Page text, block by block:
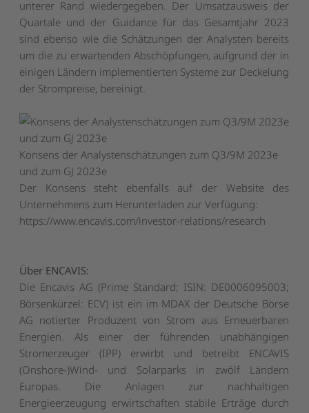
unterer Rand wiedergegeben. Der Umsatzausweis der
Quartale und der Guidance für das Gesamtjahr 2023
sind ebenso wie die Schätzungen der Analysten bereits
um die zu erwartenden Abschöpfungen, aufgrund der in
einigen Ländern implementierten Systeme zur Deckelung
der Strompreise, bereinigt.
Konsens der Analystenschätzungen zum Q3/9M 2023e
und zum GJ 2023e
Der Konsens steht ebenfalls auf der Website des
Unternehmens zum Herunterladen zur Verfügung:
https://www.encavis.com/investor-relations/research
Über ENCAVIS:
Die Encavis AG (Prime Standard; ISIN: DE0006095003;
Börsenkürzel: ECV) ist ein im MDAX der Deutsche Börse
AG notierter Produzent von Strom aus Erneuerbaren
Energien. Als einer der führenden unabhängigen
Stromerzeuger (IPP) erwirbt und betreibt ENCAVIS
(Onshore-)Wind- und Solarparks in zwölf Ländern
Europas. Die Anlagen zur nachhaltigen
Energieerzeugung erwirtschaften stabile Erträge durch